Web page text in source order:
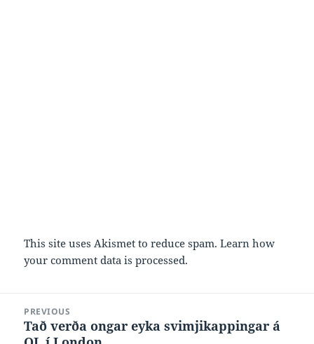
This site uses Akismet to reduce spam.Learn how
your comment data is processed.
navigation
PREVIOUS
Previous
Tað verða ongar eyka svimjikappingar á